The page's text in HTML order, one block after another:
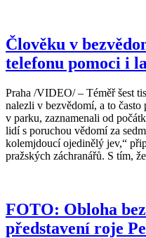
Člověku v
telefonu pomoci i
Praha /VIDEO/ – Téměř šest
nalezli v bezvědomí, a to
v parku, zaznamenali od
lidí s poruchou vědomí za
kolemjdoucí ojedinělý jev,“
pražských záchranářů. S tím,
FOTO: Obloha
představení roje